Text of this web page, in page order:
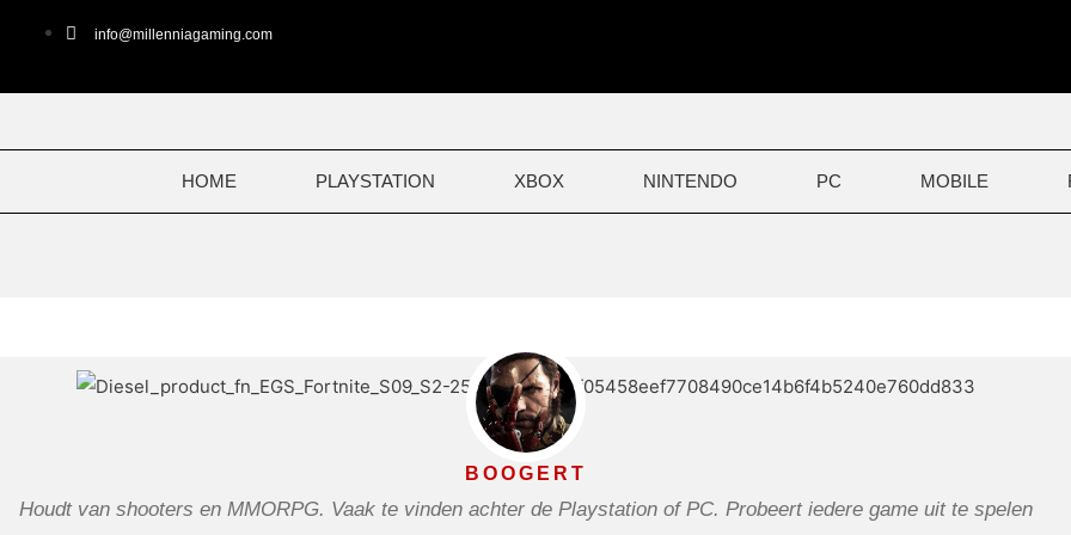
info@millenniagaming.com
HOME PLAYSTATION XBOX NINTENDO PC MOBILE
BOOGERT
Houdt van shooters en MMORPG. Vaak te vinden achter de Playstation of PC. Probeert iedere game uit te spelen